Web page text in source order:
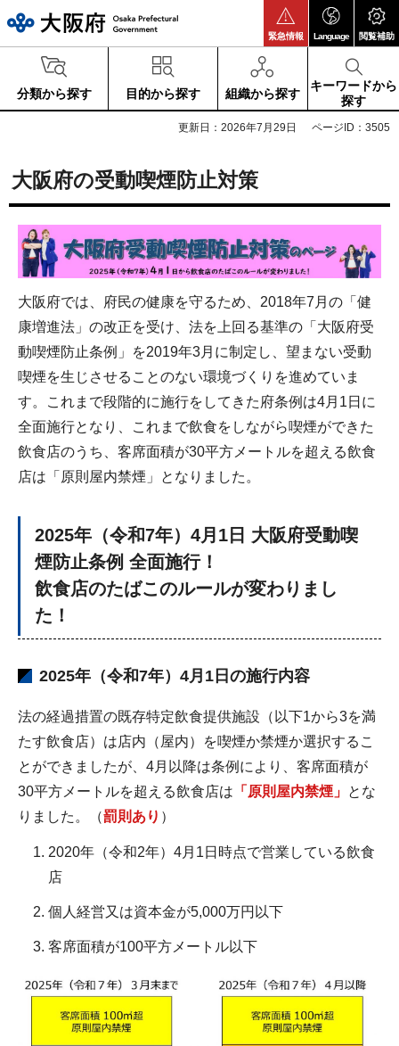
緊急情報 Language 閲覧補助
分類から探す 目的から探す 組織から探す
キーワードから
探す
更新日：2026年7月29日 ページID：3505
大阪府の受動喫煙防止対策
大阪府では、府民の健康を守るため、2018年7月の「健
康増進法」の改正を受け、法を上回る基準の「大阪府受
動喫煙防止条例」を2019年3月に制定し、望まない受動
喫煙を生じさせることのない環境づくりを進めていま
す。これまで段階的に施行をしてきた府条例は4月1日に
全面施行となり、これまで飲食をしながら喫煙ができた
飲食店のうち、客席面積が30平方メートルを超える飲食
店は「原則屋内禁煙」となりました。
2025年（令和7年）4月1日 大阪府受動喫
煙防止条例 全面施行！
飲食店のたばこのルールが変わりまし
た！
2025年（令和7年）4月1日の施行内容
法の経過措置の既存特定飲食提供施設（以下1から3を満
たす飲食店）は店内（屋内）を喫煙か禁煙か選択するこ
とができましたが、4月以降は条例により、客席面積が
30平方メートルを超える飲食店は 「原則屋内禁煙」 とな
りました。（罰則あり ）
2020年（令和2年）4月1日時点で営業している飲食
店
個人経営又は資本金が5,000万円以下
客席面積が100平方メートル以下